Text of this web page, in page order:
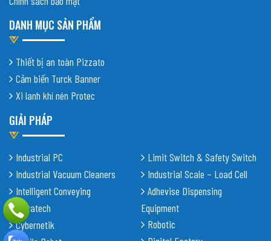
DANH MỤC SẢN PHẨM
Thiết bị an toàn Pizzato
Cảm biến Turck Banner
Xi lanh khí nén Protec
GIẢI PHÁP
Industrial PC
Industrial Vacuum Cleaners
Intelligent Conveying
Shiratech
Cybernetik
Limit Switch & Safety Switch
Industrial Scale – Load Cell
Adhevise Dispensing
Equipment
Robotic